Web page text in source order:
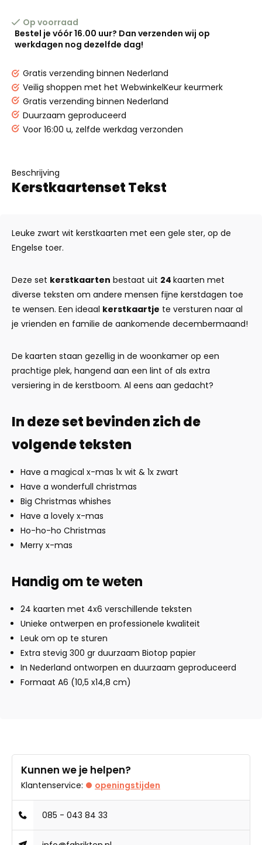
Op voorraad
Bestel je vóór 16.00 uur? Dan verzenden wij op
werkdagen nog dezelfde dag!
Gratis verzending binnen Nederland
Veilig shoppen met het WebwinkelKeur keurmerk
Gratis verzending binnen Nederland
Duurzaam geproduceerd
Voor 16:00 u, zelfde werkdag verzonden
Beschrijving
Kerstkaartenset Tekst
Leuke zwart wit kerstkaarten met een gele ster, op de
Engelse toer.
Deze set kerstkaarten bestaat uit 24 kaarten met
diverse teksten om andere mensen fijne kerstdagen toe
te wensen. Een ideaal kerstkaartje te versturen naar al
je vrienden en familie de aankomende decembermaand!
De kaarten staan gezellig in de woonkamer op een
prachtige plek, hangend aan een lint of als extra
versiering in de kerstboom. Al eens aan gedacht?
In deze set bevinden zich de
volgende teksten
Have a magical x-mas 1x wit & 1x zwart
Have a wonderfull christmas
Big Christmas whishes
Have a lovely x-mas
Ho-ho-ho Christmas
Merry x-mas
Handig om te weten
24 kaarten met 4x6 verschillende teksten
Unieke ontwerpen en professionele kwaliteit
Leuk om op te sturen
Extra stevig 300 gr duurzaam Biotop papier
In Nederland ontworpen en duurzaam geproduceerd
Formaat A6 (10,5 x14,8 cm)
Kunnen we je helpen?
Klantenservice: openingstijden
085 - 043 84 33